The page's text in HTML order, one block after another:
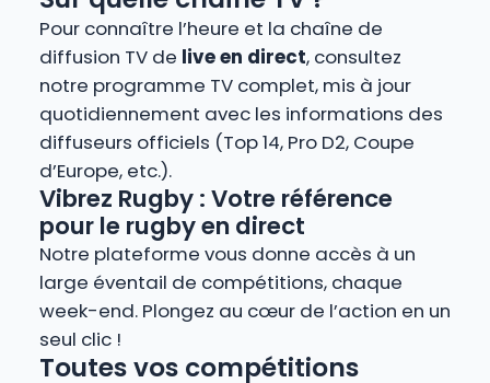
Pour connaître l’heure et la chaîne de
diffusion TV de live en direct, consultez
notre programme TV complet, mis à jour
quotidiennement avec les informations des
diffuseurs officiels (Top 14, Pro D2, Coupe
d’Europe, etc.).
Vibrez Rugby : Votre référence
pour le rugby en direct
Notre plateforme vous donne accès à un
large éventail de compétitions, chaque
week-end. Plongez au cœur de l’action en un
seul clic !
Toutes vos compétitions